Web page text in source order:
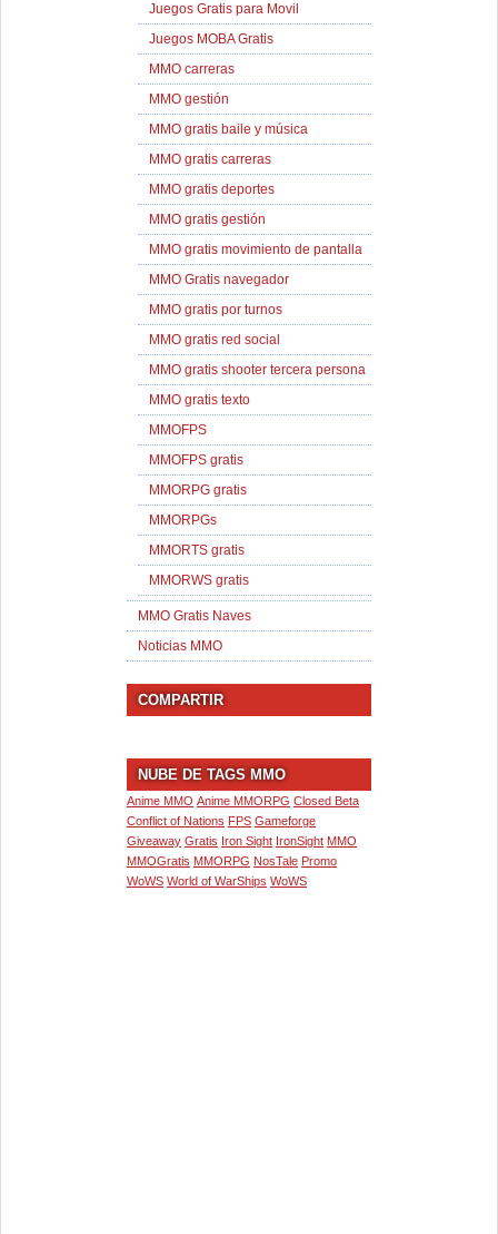
Juegos Gratis para Movil
Juegos MOBA Gratis
MMO carreras
MMO gestión
MMO gratis baile y música
MMO gratis carreras
MMO gratis deportes
MMO gratis gestión
MMO gratis movimiento de pantalla
MMO Gratis navegador
MMO gratis por turnos
MMO gratis red social
MMO gratis shooter tercera persona
MMO gratis texto
MMOFPS
MMOFPS gratis
MMORPG gratis
MMORPGs
MMORTS gratis
MMORWS gratis
MMO Gratis Naves
Noticias MMO
COMPARTIR
NUBE DE TAGS MMO
Anime MMO Anime MMORPG Closed Beta
Conflict of Nations FPS Gameforge
Giveaway Gratis Iron Sight IronSight MMO
MMOGratis MMORPG NosTale Promo
WoWS World of WarShips WoWS